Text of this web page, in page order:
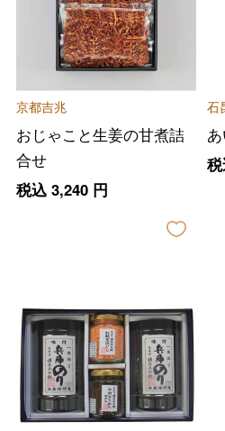
京都吉兆
おじゃこと生姜の甘煮詰
合せ
税込 3,240円
石